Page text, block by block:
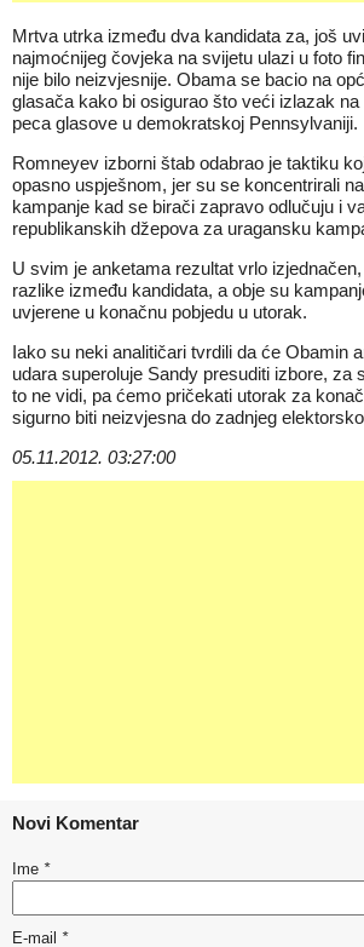
Mrtva utrka između dva kandidata za, još
najmoćnijeg čovjeka na svijetu ulazi u foto
nije bilo neizvjesnije. Obama se bacio na
glasača kako bi osigurao što veći izlazak
peca glasove u demokratskoj Pennsylvaniji.
Romneyev izborni štab odabrao je taktiku
opasno uspješnom, jer su se koncentrirali
kampanje kad se birači zapravo odlučuju i
republikanskih džepova za uragansku
U svim je anketama rezultat vrlo
razlike između kandidata, a obje su
uvjerene u konačnu pobjedu u utorak.
Iako su neki analitičari tvrdili da će Obamin
udara superoluje Sandy presuditi izbore, za
to ne vidi, pa ćemo pričekati utorak za
sigurno biti neizvjesna do zadnjeg
05.11.2012. 03:27:00
Novi Komentar
Ime *
E-mail *